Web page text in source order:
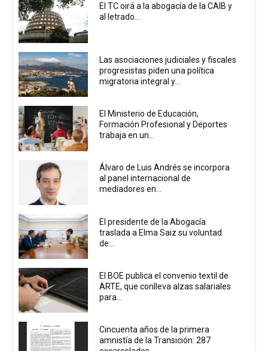
El TC oirá a la abogacía de la CAIB y
al letrado...
Las asociaciones judiciales y fiscales
progresistas piden una política
migratoria integral y...
El Ministerio de Educación,
Formación Profesional y Deportes
trabaja en un...
Álvaro de Luis Andrés se incorpora
al panel internacional de
mediadores en...
El presidente de la Abogacía
traslada a Elma Saiz su voluntad
de...
El BOE publica el convenio textil de
ARTE, que conlleva alzas salariales
para...
Cincuenta años de la primera
amnistía de la Transición: 287